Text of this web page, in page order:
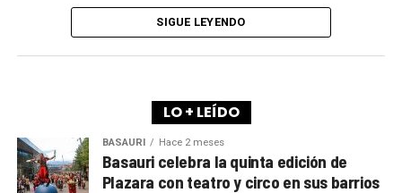
el conflicto, la emoción, el humor y la poesía. Arantza
Iturbe y Agurtzane Intxaurraga son las autoras de la
obra que cuenta con la dirección de la propia
GANADORAS/ES DEL SORTEO
IGONE ALONSO (Basauri, Bizkaia)
ANTONIO GARCIA BLANCO (Basauri, Bizkaia)
SIGUE LEYENDO
LO + LEÍDO
BASAURI Hace 2 meses
Basauri celebra la quinta edición de
Plazara con teatro y circo en sus barrios